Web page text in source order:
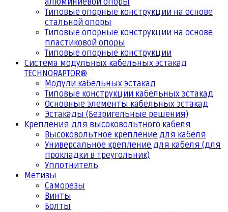
алюминиевой опоры
Типовые опорные конструкции на основе
стальной опоры
Типовые опорные конструкции на основе
пластиковой опоры
Типовые опорные конструкции
Система модульных кабельных эстакад
TECHNORAPTOR®
Модули кабельных эстакад
Типовые конструкции кабельных эстакад
Основные элементы кабельных эстакад
Эстакады (Безригельные решения)
Крепления для высоковольтного кабеля
Высоковольтное крепление для кабеля
Универсальное крепление для кабеля (для
прокладки в треугольник)
Уплотнитель
Метизы
Саморезы
Винты
Болты